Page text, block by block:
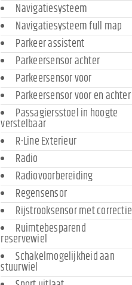
Navigatiesysteem
Navigatiesysteem full map
Parkeer assistent
Parkeersensor achter
Parkeersensor voor
Parkeersensor voor en achter
Passagiersstoel in hoogte
verstelbaar
R-Line Exterieur
Radio
Radiovoorbereiding
Regensensor
Rijstrooksensor met correctie
Ruimtebesparend
reservewiel
Schakelmogelijkheid aan
stuurwiel